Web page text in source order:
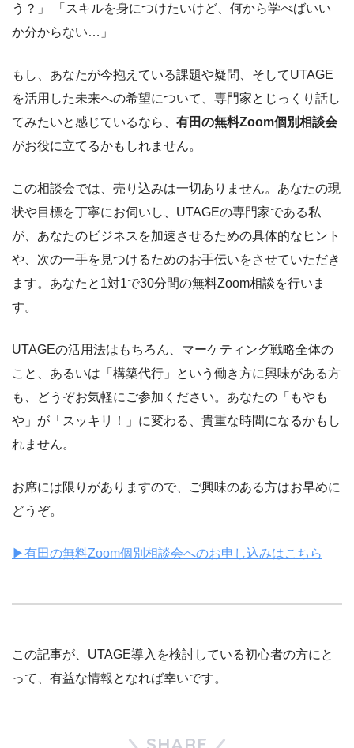
う？」 「スキルを身につけたいけど、何から学べばいい
か分からない…」
もし、あなたが今抱えている課題や疑問、そしてUTAGE
を活用した未来への希望について、専門家とじっくり話し
てみたいと感じているなら、 有田の無料Zoom個別相談会
がお役に立てるかもしれません。
この相談会では、売り込みは一切ありません。あなたの現
状や目標を丁寧にお伺いし、UTAGEの専門家である私
が、あなたのビジネスを加速させるための具体的なヒント
や、次の一手を見つけるためのお手伝いをさせていただき
ます。あなたと1対1で30分間の無料Zoom相談を行いま
す。
UTAGEの活用法はもちろん、マーケティング戦略全体の
こと、あるいは「構築代行」という働き方に興味がある方
も、どうぞお気軽にご参加ください。あなたの「もやも
や」が「スッキリ！」に変わる、貴重な時間になるかもし
れません。
お席には限りがありますので、ご興味のある方はお早めに
どうぞ。
▶有田の無料Zoom個別相談会へのお申し込みはこちら
この記事が、UTAGE導入を検討している初心者の方にと
って、有益な情報となれば幸いです。